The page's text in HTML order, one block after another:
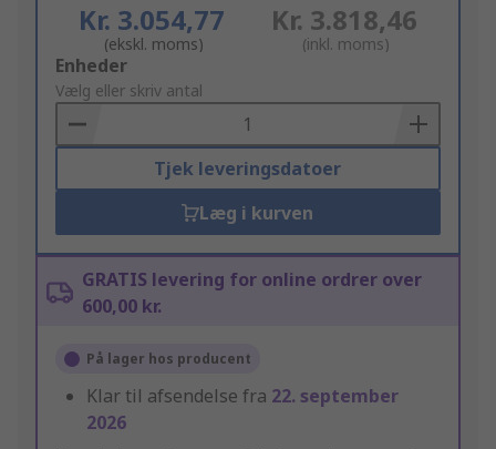
Kr. 3.054,77
(ekskl. moms)
Kr. 3.818,46
(inkl. moms)
Add
to
Basket
Enheder
Vælg eller skriv antal
Tjek leveringsdatoer
Læg i kurven
GRATIS levering for online ordrer over
600,00 kr.
På lager hos producent
Klar til afsendelse fra 22. september
2026